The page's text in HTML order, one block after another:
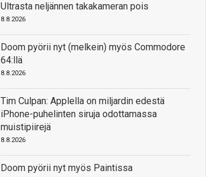
Ultrasta neljännen takakameran pois
8.8.2026
Doom pyörii nyt (melkein) myös Commodore
64:llä
8.8.2026
Tim Culpan: Applella on miljardin edestä
iPhone-puhelinten siruja odottamassa
muistipiirejä
8.8.2026
Doom pyörii nyt myös Paintissa